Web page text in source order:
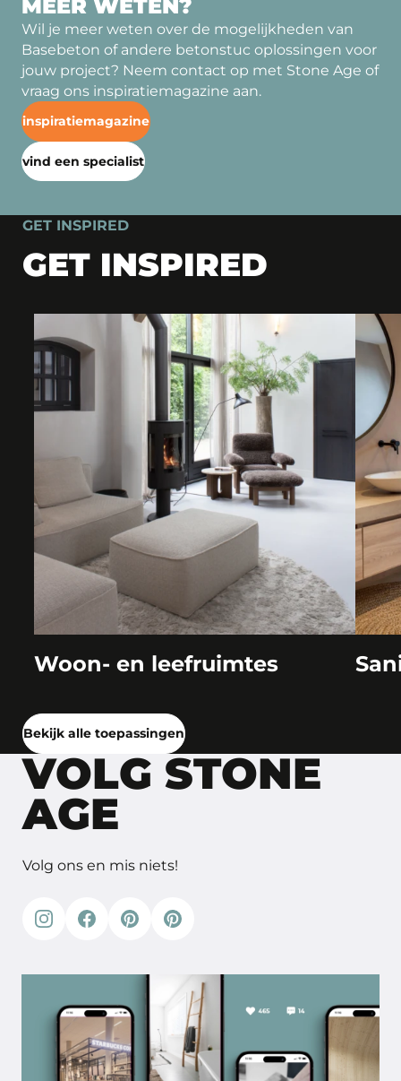
MEER WETEN?
Wil je meer weten over de mogelijkheden van
Basebeton of andere betonstuc oplossingen voor
jouw project? Neem contact op met Stone Age of
vraag ons inspiratiemagazine aan.
inspiratiemagazine
vind een specialist
GET INSPIRED
GET INSPIRED
Woon- en leefruimtes
Bekijk alle toepassingen
VOLG STONE
AGE
Volg ons en mis niets!